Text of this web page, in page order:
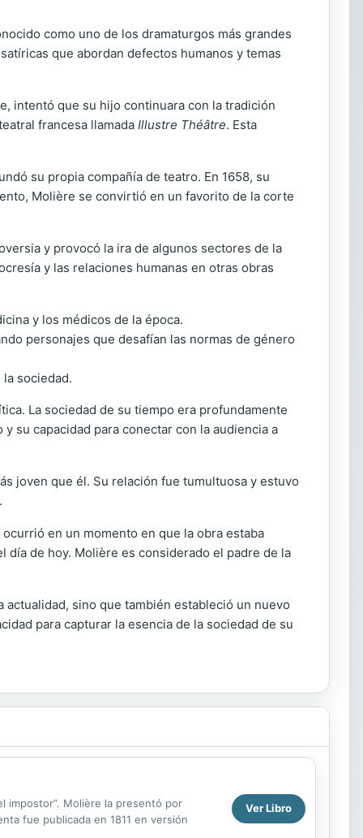
como uno de los dramaturgos más grandes
que abordan defectos humanos y temas
intentó que su hijo continuara con la tradición
francesa llamada Illustre Théâtre. Esta
su propia compañía de teatro. En 1658, su
Molière se convirtió en un favorito de la corte
y provocó la ira de algunos sectores de la
y las relaciones humanas en otras obras
y los médicos de la época.
personajes que desafían las normas de género
sociedad.
La sociedad de su tiempo era profundamente
su capacidad para conectar con la audiencia a
joven que él. Su relación fue tumultuosa y estuvo
en un momento en que la obra estaba
día de hoy. Molière es considerado el padre de la
sino que también estableció un nuevo
para capturar la esencia de la sociedad de su
impostor”. Molière la presentó por
fue publicada en 1811 en versión
Ver Libro